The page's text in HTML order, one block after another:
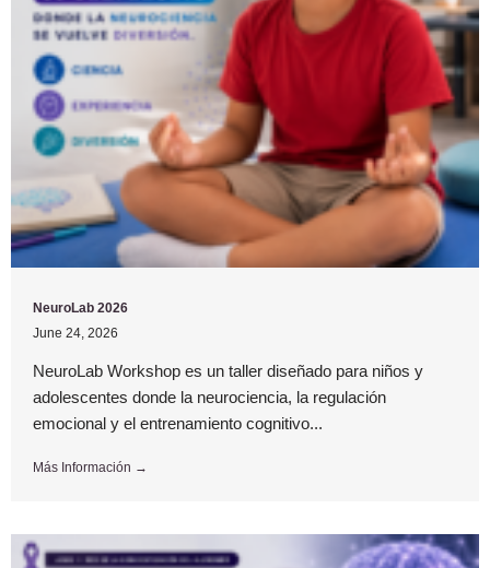
NeuroLab 2026
June 24, 2026
NeuroLab Workshop es un taller diseñado para niños y
adolescentes donde la neurociencia, la regulación
emocional y el entrenamiento cognitivo...
Más Información →